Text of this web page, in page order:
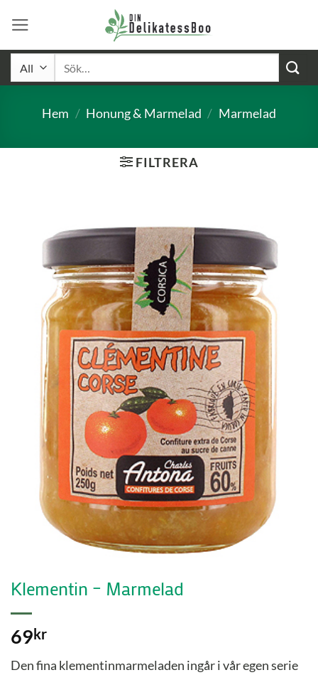
content
Hem / Honung & Marmelad / Marmelad
FILTRERA
Klementin – Marmelad
69kr
Den fina klementinmarmeladen ingår i vår egen serie